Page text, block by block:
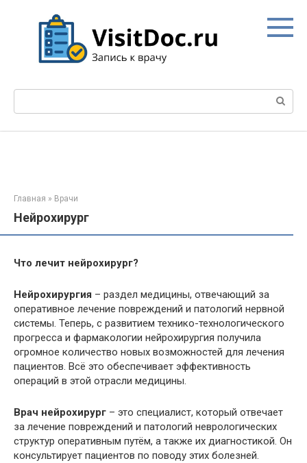
Поиск:
Главная » Врачи
Нейрохирург
Что лечит нейрохирург?
Нейрохирургия – раздел медицины, отвечающий за
оперативное лечение повреждений и патологий нервной
системы. Теперь, с развитием технико-технологического
прогресса и фармакологии нейрохирургия получила
огромное количество новых возможностей для лечения
пациентов. Всё это обеспечивает эффективность
операций в этой отрасли медицины.
Врач нейрохирург – это специалист, который отвечает
за лечение повреждений и патологий неврологических
структур оперативным путём, а также их диагностикой. Он
консультирует пациентов по поводу этих болезней.